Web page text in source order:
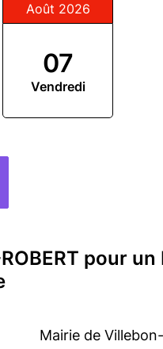
Août 2026
07
Vendredi
pour un
Mairie de